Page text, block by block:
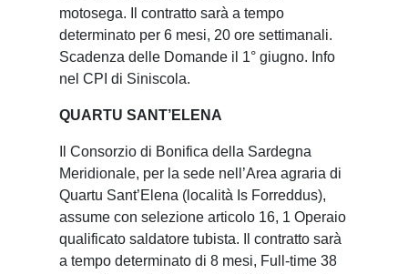
motosega. Il contratto sarà a tempo
determinato per 6 mesi, 20 ore settimanali.
Scadenza delle Domande il 1° giugno. Info
nel CPI di Siniscola.
QUARTU SANT’ELENA
Il Consorzio di Bonifica della Sardegna
Meridionale, per la sede nell’Area agraria di
Quartu Sant’Elena (località Is Forreddus),
assume con selezione articolo 16, 1 Operaio
qualificato saldatore tubista. Il contratto sarà
a tempo determinato di 8 mesi, Full-time 38